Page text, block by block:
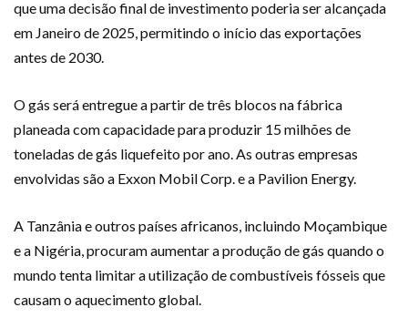
que uma decisão final de investimento poderia ser alcançada
em Janeiro de 2025, permitindo o início das exportações
antes de 2030.
O gás será entregue a partir de três blocos na fábrica
planeada com capacidade para produzir 15 milhões de
toneladas de gás liquefeito por ano. As outras empresas
envolvidas são a Exxon Mobil Corp. e a Pavilion Energy.
A Tanzânia e outros países africanos, incluindo Moçambique
e a Nigéria, procuram aumentar a produção de gás quando o
mundo tenta limitar a utilização de combustíveis fósseis que
causam o aquecimento global.